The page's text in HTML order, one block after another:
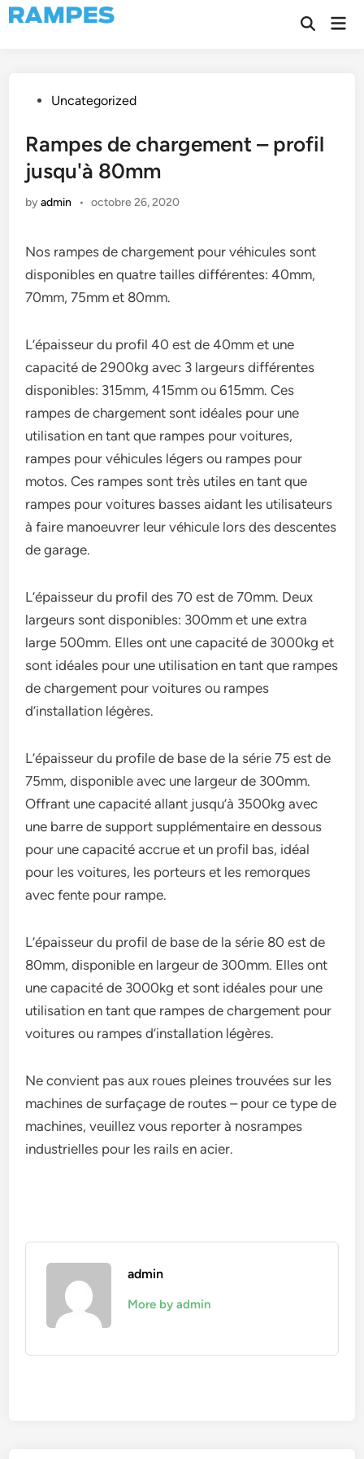
Skip
to
Open
PostedUncategorized
Rampes de chargement – profil
jusqu'à 80mm
byadmin • octobre 26, 2020
Nos rampes de chargement pour véhicules sont
disponibles en quatre tailles différentes: 40mm,
70mm, 75mm et 80mm.
L’épaisseur du profil 40 est de 40mm et une
capacité de 2900kg avec 3 largeurs différentes
disponibles: 315mm, 415mm ou 615mm. Ces
rampes de chargement sont idéales pour une
utilisation en tant que rampes pour voitures,
rampes pour véhicules légers ou rampes pour
motos. Ces rampes sont très utiles en tant que
rampes pour voitures basses aidant les utilisateurs
à faire manoeuvrer leur véhicule lors des descentes
de garage.
L’épaisseur du profil des 70 est de 70mm. Deux
largeurs sont disponibles: 300mm et une extra
large 500mm. Elles ont une capacité de 3000kg et
sont idéales pour une utilisation en tant que rampes
de chargement pour voitures ou rampes
d’installation légères.
L’épaisseur du profile de base de la série 75 est de
75mm, disponible avec une largeur de 300mm.
Offrant une capacité allant jusqu’à 3500kg avec
une barre de support supplémentaire en dessous
pour une capacité accrue et un profil bas, idéal
pour les voitures, les porteurs et les remorques
avec fente pour rampe.
L’épaisseur du profil de base de la série 80 est de
80mm, disponible en largeur de 300mm. Elles ont
une capacité de 3000kg et sont idéales pour une
utilisation en tant que rampes de chargement pour
voitures ou rampes d’installation légères.
Ne convient pas aux roues pleines trouvées sur les
machines de surfaçage de routes – pour ce type de
machines, veuillez vous reporter à nosrampes
industrielles pour les rails en acier.
admin
More by admin